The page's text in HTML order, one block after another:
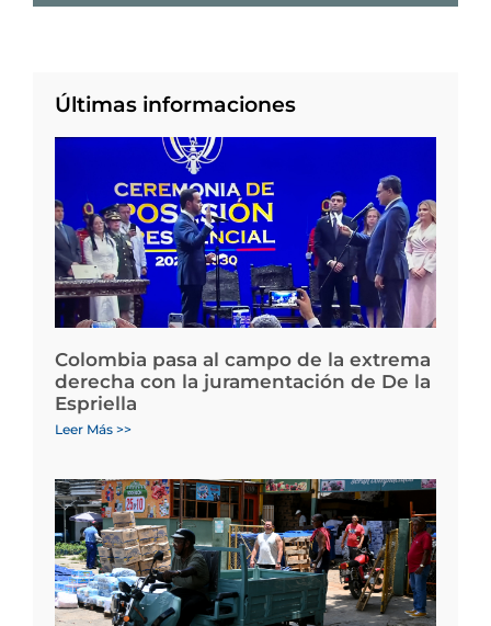
Últimas informaciones
Colombia pasa al campo de la extrema
derecha con la juramentación de De la
Espriella
Leer Más >>